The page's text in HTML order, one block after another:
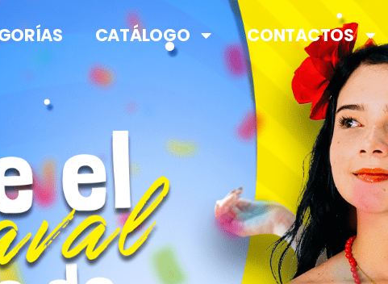
CATÁLOGO CONTACTOS